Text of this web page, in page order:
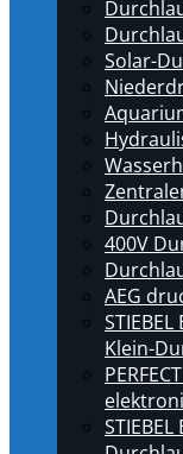
Solar-
400V
AEG
Klein-